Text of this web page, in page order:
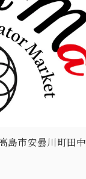
島市安曇川町田中